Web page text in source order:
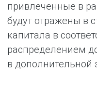
привлеченные в
будут отражены в
капитала в
распределением
в дополнительной